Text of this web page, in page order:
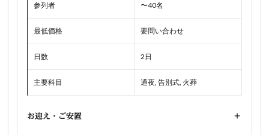
参列者 〜40名
最低価格 要問い合わせ
日数 2日
主要科目 通夜, 告別式, 火葬
お迎え・ご安置 +